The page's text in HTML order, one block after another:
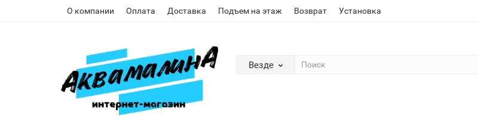
О компании Оплата Доставка Подъем на этаж Возврат Установка
Везде